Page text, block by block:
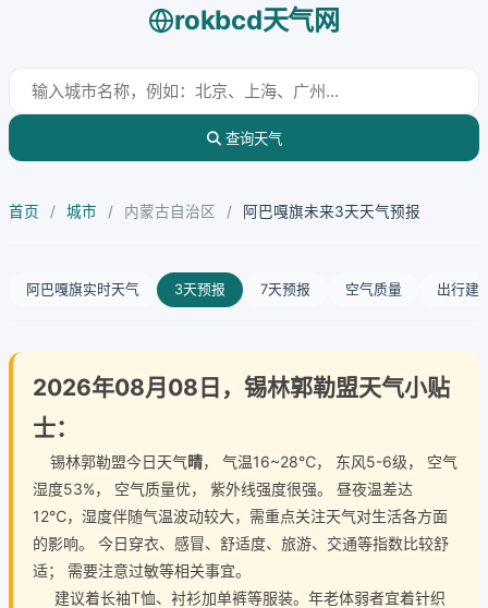
rokbcd天气网
查询天气
首页 / 城市 / 内蒙古自治区 / 阿巴嘎旗未来3天天气预报
阿巴嘎旗实时天气 3天预报 7天预报 空气质量 出行建
2026年08月08日，锡林郭勒盟天气小贴
士：
锡林郭勒盟今日天气晴， 气温16~28℃， 东风5-6级， 空气
湿度53%， 空气质量优， 紫外线强度很强。 昼夜温差达
12℃，湿度伴随气温波动较大，需重点关注天气对生活各方面
的影响。 今日穿衣、感冒、舒适度、旅游、交通等指数比较舒
适； 需要注意过敏等相关事宜。
建议着长袖T恤、衬衫加单裤等服装。年老体弱者宜着针织